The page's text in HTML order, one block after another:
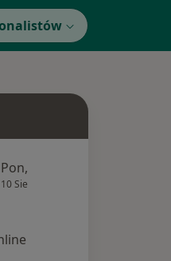
Pon,
10 Sie